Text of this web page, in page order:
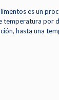
es un
temperatura por
hasta una